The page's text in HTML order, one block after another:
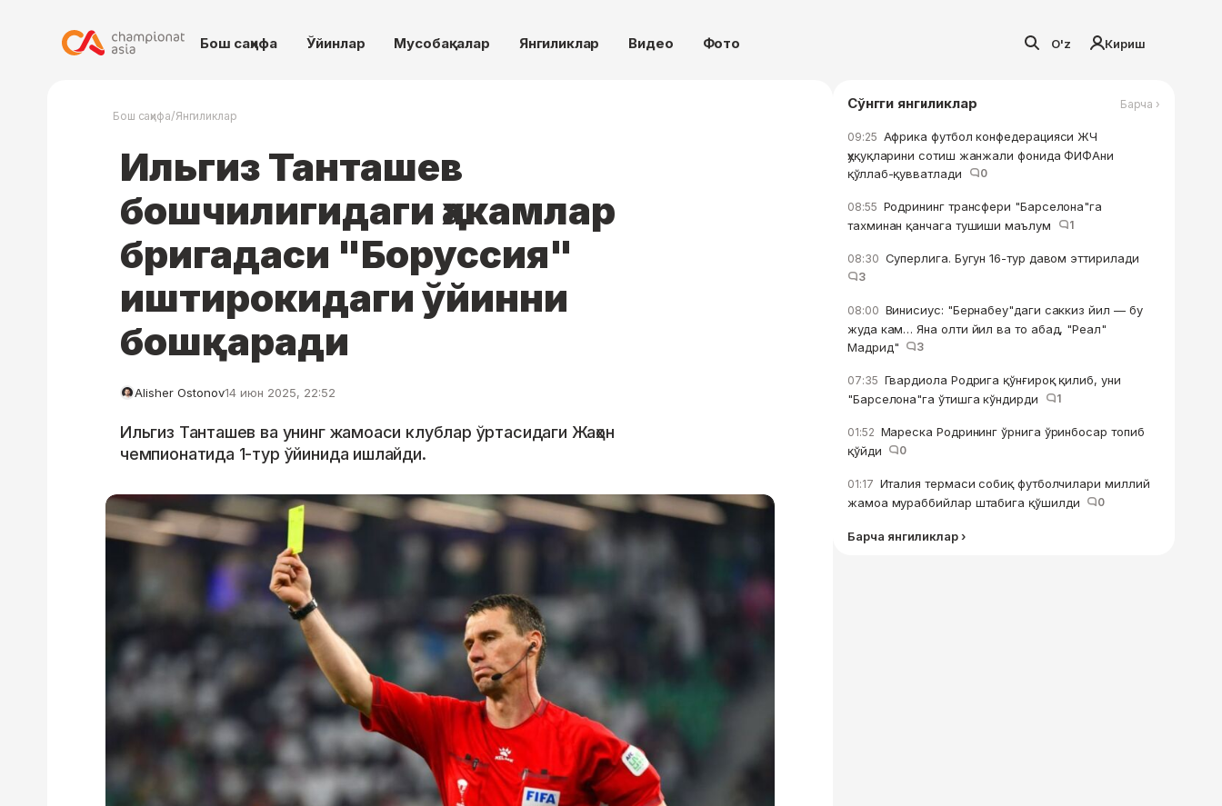
Бош саҳифа Ўйинлар Мусобақалар Янгиликлар Видео Фото O'z Кириш
Бош саҳифа/Янгиликлар
Ильгиз Танташев
бошчилигидаги ҳакамлар
бригадаси "Боруссия"
иштирокидаги ўйинни
бошқаради
Alisher Ostonov14 июн 2025, 22:52
Ильгиз Танташев ва унинг жамоаси клублар ўртасидаги Жаҳон
чемпионатида 1-тур ўйинида ишлайди.
Сўнгги янгиликлар Барча ›
09:25 Африка футбол конфедерацияси ЖЧ
ҳуқуқларини сотиш жанжали фонида ФИФАни
қўллаб-қувватлади
0
08:55 Родрининг трансфери "Барселона"га
тахминан қанчага тушиши маълум
1
08:30 Суперлига. Бугун 16-тур давом эттирилади
3
08:00 Винисиус: "Бернабеу"даги саккиз йил — бу
жуда кам… Яна олти йил ва то абад, "Реал"
Мадрид"
3
07:35 Гвардиола Родрига қўнғироқ қилиб, уни
"Барселона"га ўтишга кўндирди
1
01:52 Мареска Родрининг ўрнига ўринбосар топиб
қўйди
0
01:17 Италия термаси собиқ футболчилари миллий
жамоа мураббийлар штабига қўшилди
0
Барча янгиликлар ›